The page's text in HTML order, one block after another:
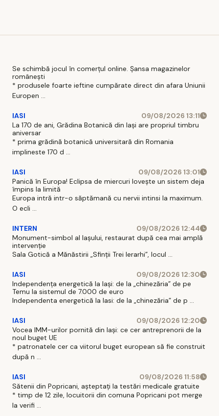
Se schimbă jocul în comerțul online. Șansa magazinelor
românești
* produsele foarte ieftine cumpărate direct din afara Uniunii
Europen ...
IASI
09/08/2026 13:11
La 170 de ani, Grădina Botanică din Iași are propriul timbru
aniversar
* prima grădină botanică universitară din Romania
implineste 170 d ...
IASI
09/08/2026 13:01
Panică în Europa! Eclipsa de miercuri lovește un sistem deja
împins la limită
Europa intră intr-o săptămană cu nervii intinsi la maximum.
O ecli ...
INTERN
09/08/2026 12:44
Monument-simbol al Iaşului, restaurat după cea mai amplă
intervenţie
Sala Gotică a Mănăstirii „Sfinţii Trei Ierarhi”, locul ...
IASI
09/08/2026 12:30
Independența energetică la Iași: de la „chinezăria” de pe
Temu la sistemul de 7.000 de euro
Independenta energetică la Iasi: de la „chinezăria” de p ...
IASI
09/08/2026 12:20
Vocea IMM-urilor pornită din Iași: ce cer antreprenorii de la
noul buget UE
* patronatele cer ca viitorul buget european să fie construit
după n ...
IASI
09/08/2026 11:58
Sătenii din Popricani, așteptați la testări medicale gratuite
* timp de 12 zile, locuitorii din comuna Popricani pot merge
la verifi ...